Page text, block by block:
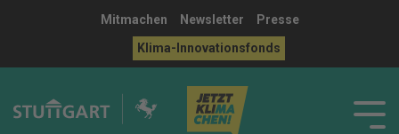
Mitmachen Newsletter
Presse
Klima-Innovationsfonds